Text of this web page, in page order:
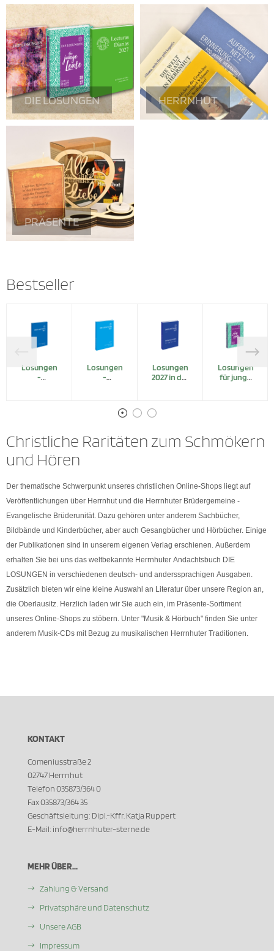
DIE LOSUNGEN HERRNHUT
PRÄSENTE
Bestseller
Losungen
-
Losungen
-
kartoniert
Losungen
2027 in der
Losungen
für junge
Christliche Raritäten zum Schmökern
und Hören
Der thematische Schwerpunkt unseres christlichen Online-Shops liegt auf
Veröffentlichungen über Herrnhut und die Herrnhuter Brüdergemeine -
Evangelische Brüderunität. Dazu gehören unter anderem Sachbücher,
Bildbände und Kinderbücher, aber auch Gesangbücher und Hörbücher. Einige
der Publikationen sind in unserem eigenen Verlag erschienen. Außerdem
erhalten Sie bei uns das weltbekannte Herrnhuter Andachtsbuch DIE
LOSUNGEN in verschiedenen deutsch- und anderssprachigen Ausgaben.
Zusätzlich bieten wir eine kleine Auswahl an Literatur über unsere Region an,
die Oberlausitz. Herzlich laden wir Sie auch ein, im Präsente-Sortiment
unseres Online-Shops zu stöbern. Unter "Musik & Hörbuch" finden Sie unter
anderem Musik-CDs mit Bezug zu musikalischen Herrnhuter Traditionen.
KONTAKT
Comeniusstraße 2
02747 Herrnhut
Telefon 035873/364 0
Fax 035873/364 35
Geschäftsleitung: Dipl.-Kffr. Katja Ruppert
E-Mail: info@herrnhuter-sterne.de
MEHR ÜBER...
Zahlung & Versand
Privatsphäre und Datenschutz
Unsere AGB
Impressum